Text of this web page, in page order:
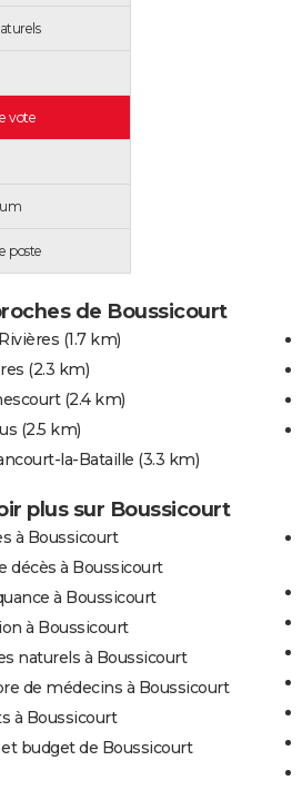
vote
poste
de Boussicourt
(1.7 km)
(2.3 km)
(2.4 km)
(2.5 km)
la-Bataille (3.3 km)
plus sur Boussicourt
à Boussicourt
décès à Boussicourt
à Boussicourt
à Boussicourt
naturels à Boussicourt
de médecins à Boussicourt
à Boussicourt
budget de Boussicourt